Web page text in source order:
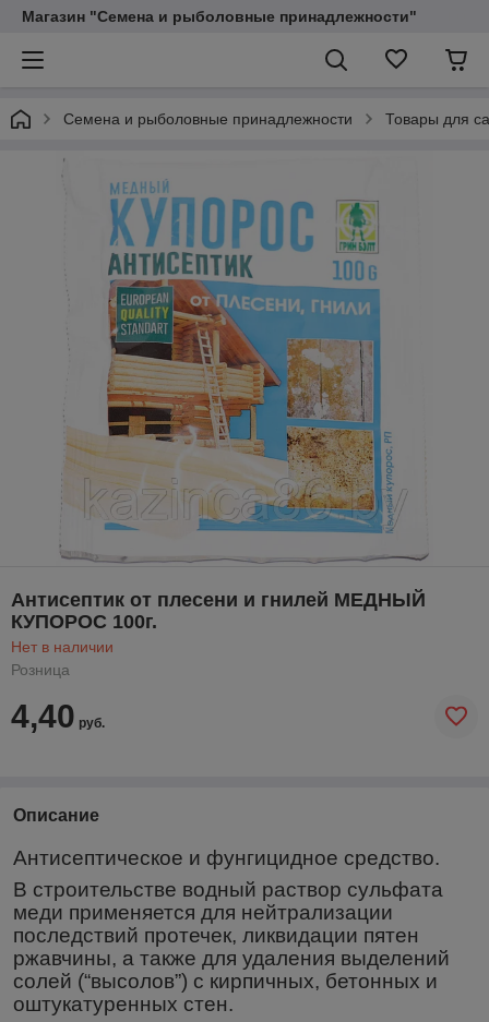
Магазин "Семена и рыболовные принадлежности"
Семена и рыболовные принадлежности Товары для
Антисептик от плесени и гнилей МЕДНЫЙ
КУПОРОС 100г.
Нет в наличии
Розница
4,40 руб.
Описание
Антисептическое и фунгицидное средство.
В строительстве водный раствор сульфата
меди применяется для нейтрализации
последствий протечек, ликвидации пятен
ржавчины, а также для удаления выделений
солей (“высолов”) с кирпичных, бетонных и
оштукатуренных стен.